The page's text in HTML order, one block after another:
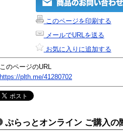
このページを印刷する
メールでURLを送る
お気に入りに追加する
このページのURL
https://plth.me/41280702
ぷらっとオンライン ご購入の